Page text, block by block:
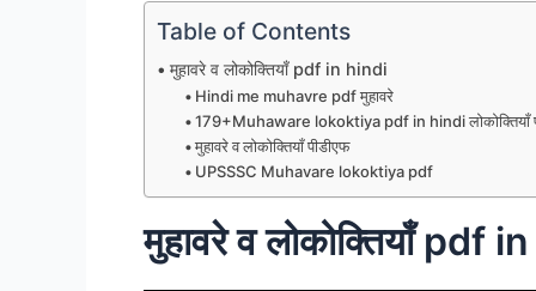
Table of Contents
मुहावरे व लोकोक्तियाँ pdf in hindi
Hindi me muhavre pdf मुहावरे
179+Muhaware lokoktiya pdf in hindi लोकोक्तियाँ
मुहावरे व लोकोक्तियाँ पीडीएफ
UPSSSC Muhavare lokoktiya pdf
मुहावरे व लोकोक्तियाँ pdf